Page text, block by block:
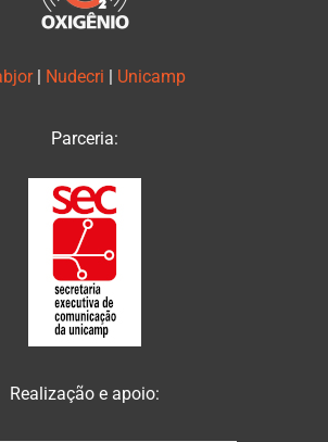
Nudecri Unicamp
Parceria:
Realização e apoio: